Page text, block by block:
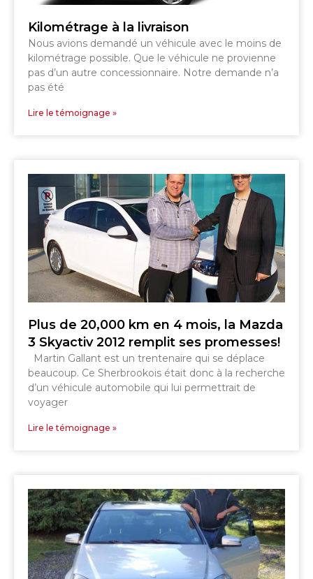
Kilométrage à la livraison
Nous avions demandé un véhicule avec le moins de
kilométrage possible. Que le véhicule ne provienne
pas d’un autre concessionnaire. Notre demande n’a
pas été
Lire le témoignage »
Plus de 20,000 km en 4 mois, la Mazda
3 Skyactiv 2012 remplit ses promesses!
Martin Gallant est un trentenaire qui se déplace
beaucoup. Ce Sherbrookois était donc à la recherche
d’un véhicule automobile qui lui permettrait de
voyager
Lire le témoignage »
SHERBROOKE
GRANBY
MAGOG
DRUMMONDVILLE
COWANSVILLE
MAGOG
SHERBROOKE
ST-HYACINTHE
GRANBY
DRUMMONDVILLE
VICTORIAVILLE
SHERBROOKE
GRANBY
MAGOG
ST-HYACINTHE